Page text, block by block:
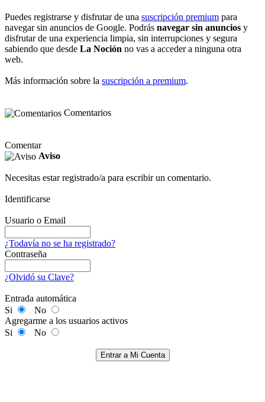
Puedes registrarse y disfrutar de una suscripción premium para
navegar sin anuncios de Google. Podrás navegar sin anuncios y
disfrutar de una experiencia limpia, sin interrupciones y segura
sabiendo que desde La Noción no vas a acceder a ninguna otra
web.
Más información sobre la suscripción a premium.
Comentarios
Comentar
Aviso
Necesitas estar registrado/a para escribir un comentario.
Identificarse
Usuario o Email
¿Todavía no se ha registrado?
Contraseña
¿Olvidó su Clave?
Entrada automática
Si
No
Agregarme a los usuarios activos
Si
No
Entrar a Mi Cuenta